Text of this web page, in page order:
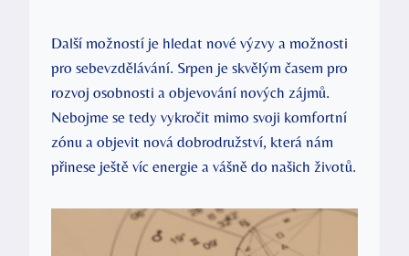
Další možností je hledat nové výzvy a možnosti
pro sebevzdělávání. Srpen je skvělým časem pro
rozvoj osobnosti a objevování nových zájmů.
Nebojme se tedy vykročit mimo svoji komfortní
zónu a objevit nová dobrodružství, která nám
přinese ještě víc energie a vášně do našich životů.